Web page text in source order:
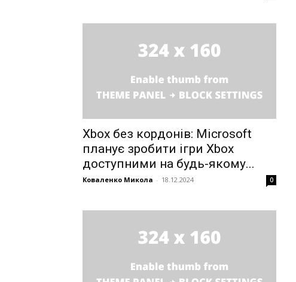
Xbox без кордонів: Microsoft
планує зробити ігри Xbox
доступними на будь-якому...
Коваленко Микола - 18.12.2024 0